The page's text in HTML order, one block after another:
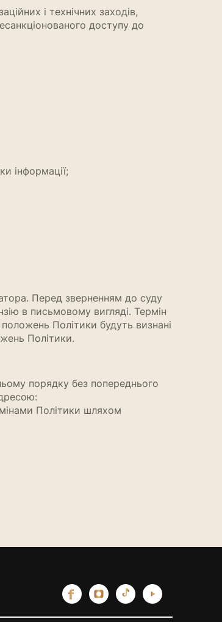
і технічних заходів,
доступу до
інформації;
Перед зверненням до суду
в письмовому вигляді. Термін
Політики будуть визнані
Політики.
порядку без попереднього
Політики шляхом